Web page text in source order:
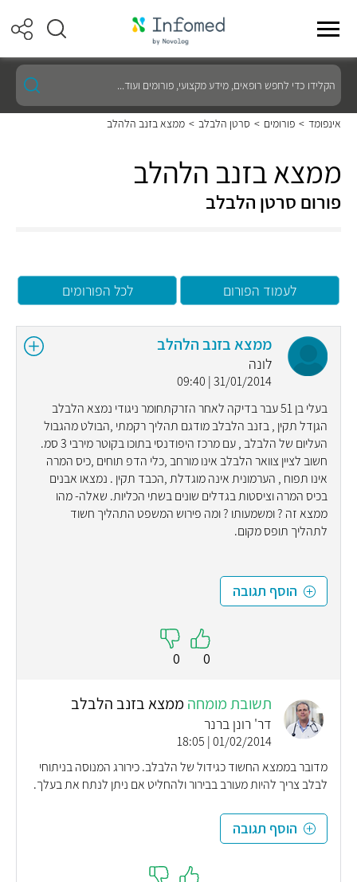
הקלידו
כדי
לחפש
רופאים,
מידע
ועוד...
אינפומד > פורומים > סרטן הלבלב > ממצא בזנב הלהלב
ממצא בזנב הלהלב
פורום סרטן הלבלב
לעמוד הפורום לכל הפורומים
ממצא בזנב הלהלב
לונה
31/01/2014 | 09:40
בעלי בן 51 עבר בדיקה לאחר הזרקתחומר ניגודי נמצא הלבלב
הגןדל תקין , בזנב הלבלב מודגם תהליך רקמתי ,הבולט מהגבול
העליום של הלבלב , עם מרכז היפודנסי בתוכו בקוטר מירבי 3 סמ.
חשוב לציין צוואר הלבלב אינו מורחב ,כלי הדפ תוחים ,כיס המרה
אינו תפוח , הערמונית אינה מוגדלת ,הכבד תקין . נמצאו אבנים
בכיס המרה וציסטות בגדלים שונים בשתי הכליות. שאלה- מהו
ממצא זה ? ומשמעותו ? ומה פירוש המשפט התהליך חשוד
לתהליך תופס מקום.
הוסף תגובה
0
0
תשובת מומחה ממצא בזנב הלבלב
דר' רונן ברנר
01/02/2014 | 18:05
מדובר בממצא החשוד כגידול של הלבלב. כירורג המנוסה בניתוחי
לבלב צריך להיות מעורב בבירור ולהחליט אם ניתן לנתח את בעלך.
הוסף תגובה